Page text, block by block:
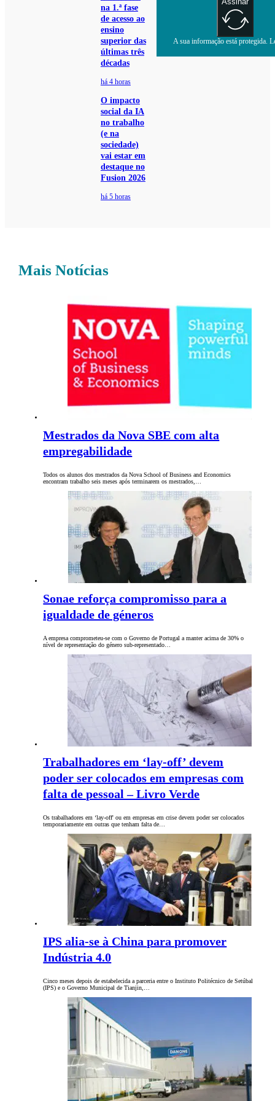
na 1.ª fase
de acesso ao
ensino
superior das
últimas três
décadas
há 4 horas
O impacto
social da IA
no trabalho
(e na
sociedade)
vai estar em
destaque no
Fusion 2026
há 5 horas
A sua informação está protegida.
Mais Notícias
Mestrados da Nova SBE com alta
empregabilidade
Todos os alunos dos mestrados da Nova School of Business and Economics
encontram trabalho seis meses após terminarem os mestrados,…
Sonae reforça compromisso para a
igualdade de géneros
A empresa comprometeu-se com o Governo de Portugal a manter acima de 30% o
nível de representação do género sub-representado…
Trabalhadores em ‘lay-off’ devem
poder ser colocados em empresas com
falta de pessoal – Livro Verde
Os trabalhadores em ‘lay-off' ou em empresas em crise devem poder ser colocados
temporariamente em outras que tenham falta de…
IPS alia-se à China para promover
Indústria 4.0
Cinco meses depois de estabelecida a parceria entre o Instituto Politécnico de Setúbal
(IPS) e o Governo Municipal de Tianjin,…